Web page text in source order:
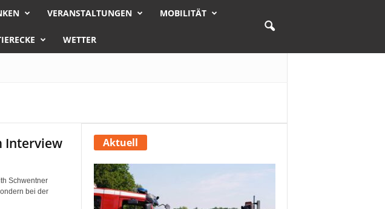
VERANSTALTUNGEN MOBILITÄT
WETTER
Interview
Schwentner
bei der
Aktuell